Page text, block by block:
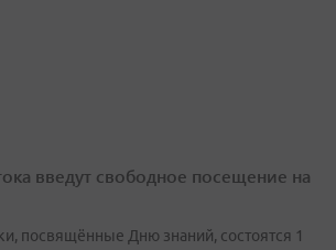
введут свободное посещение на
посвящённые Дню знаний, состоятся 1